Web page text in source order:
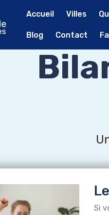
Accueil Villes
Blog Contact
Si